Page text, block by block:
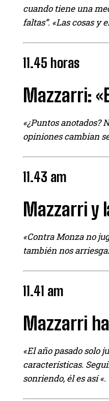
cuando tiene una
faltas”. «Las cosas
11.45 horas
Mazzarri:
«¿Puntos anotados?
opiniones cambian
11.43 am
Mazzarri y
«Contra Monza no
también nos
11.41 am
Mazzarri
«El año pasado solo
características.
sonriendo, él es así